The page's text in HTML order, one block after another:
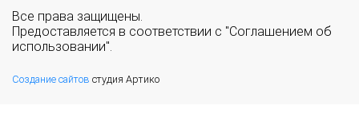
Все права защищены.
Предоставляется в соответствии с "Соглашением об
использовании".
Создание сайтов студия Артико